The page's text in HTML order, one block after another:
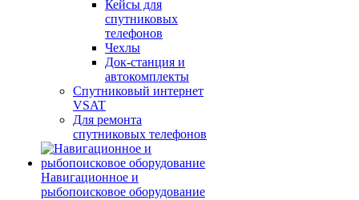
Кейсы для
спутниковых
телефонов
Чехлы
Док-станция и
автокомплекты
Спутниковый интернет
VSAT
Для ремонта
спутниковых телефонов
Навигационное и
рыбопоисковое оборудование